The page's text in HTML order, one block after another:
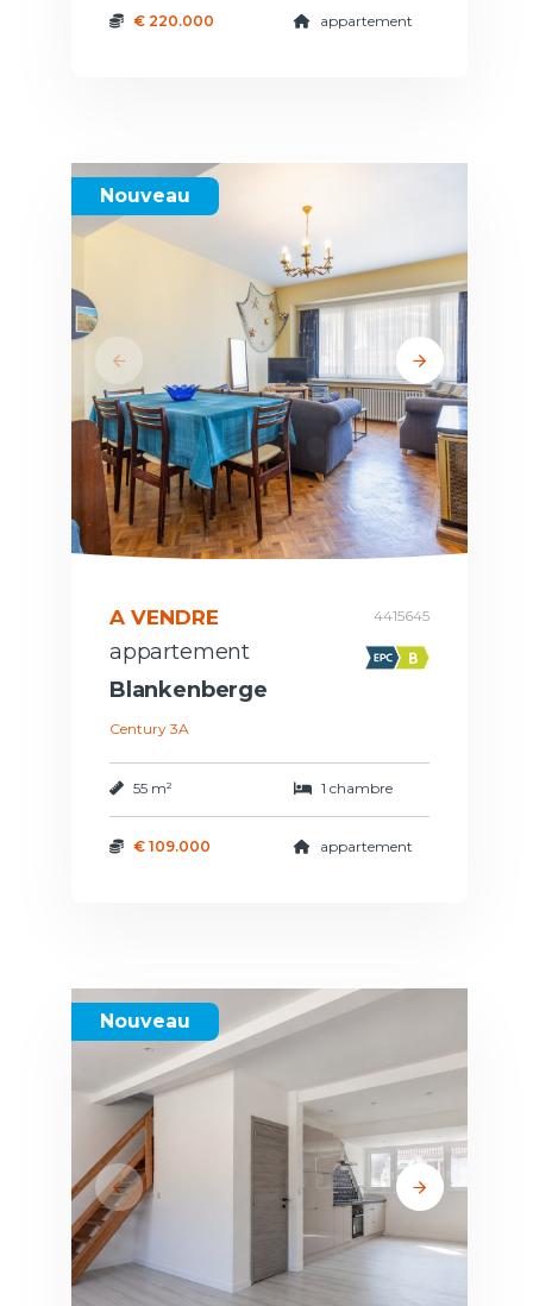
€ 220.000 appartement
Nouveau
A VENDRE 4415645
appartement
Blankenberge
Century 3A
55 m² 1 chambre
€ 109.000 appartement
Nouveau